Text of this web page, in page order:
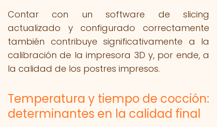
Contar con un software de slicing
actualizado y configurado correctamente
también contribuye significativamente a la
calibración de la impresora 3D y, por ende, a
la calidad de los postres impresos.
Temperatura y tiempo de cocción:
determinantes en la calidad final